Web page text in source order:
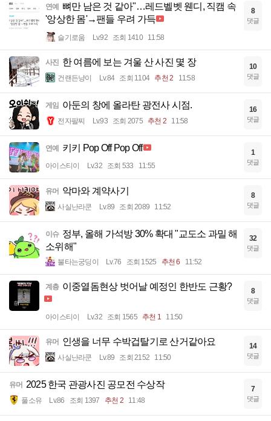
연예 뼈만 남은 것 같아"…레드벨벳 웬디, 직캠 속
'앙상한 몸'→팬들 우려 가득
슬기로움 Lv.92 조회 1410 11:58
8
댓글
사진 한 여름에 보는 겨울 산 사진 몇 장
건랜든냥이 Lv.84 조회 1104 추천 2 11:58
10
댓글
게임 아둔의 창에 올라탄 광전사 시점.
전자팔찌 Lv.93 조회 2075 추천 2 11:58
16
댓글
연예 키키 Pop Off Pop Off
아이스티이 Lv.32 조회 533 11:55
1
댓글
유머 악마와 계약사기
사실난라쿤 Lv.89 조회 2089 11:52
8
댓글
이슈 정부, 올해 가석방 30% 확대 "교도소 과밀 해
소위해"
불타는궁딩이 Lv.76 조회 1525 추천 6 11:52
32
댓글
계층 이중열돔현상 벗어날 예정인 한반도 근황?
아이스티이 Lv.32 조회 1565 추천 1 11:50
8
댓글
유머 인생을 너무 수박겁탈기로 산거같아요
사실난라쿤 Lv.89 조회 2152 11:50
14
댓글
유머 2025 한국 관광사진 공모전 수상작
풀소유 Lv.86 조회 1397 추천 2 11:48
7
댓글